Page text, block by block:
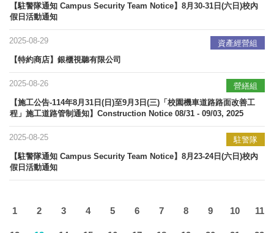
【駐警隊通知 Campus Security Team Notice】8月30-31日(六日)校內
假日活動通知
資產經營組
2025-08-29
【特約商店】銀櫃視聽有限公司
營繕組
2025-08-26
【施工公告-114年8月31日(日)至9月3日(三)「校園機車道路路面改善工
程」施工道路管制通知】Construction Notice 08/31 - 09/03, 2025
駐警隊
2025-08-25
【駐警隊通知 Campus Security Team Notice】8月23-24日(六日)校內
假日活動通知
1 2 3 4 5 6 7 8 9 10 11